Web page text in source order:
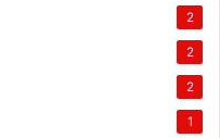
2
2
2
1